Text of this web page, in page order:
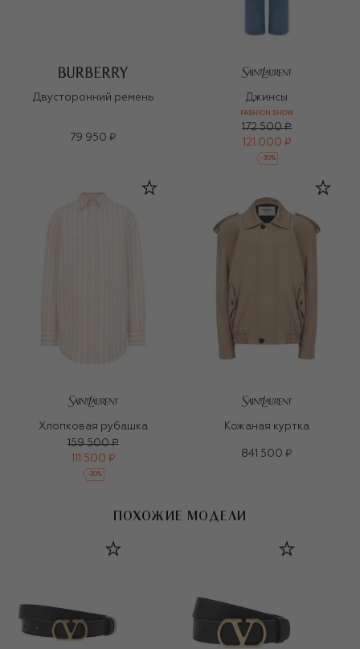
Двусторонний ремень
79 950 ₽
Джинсы
FASHION SHOW
172 500 ₽
121 000 ₽
-30%
Хлопковая рубашка
159 500 ₽
111 500 ₽
-30%
Кожаная куртка
841 500 ₽
ПОХОЖИЕ МОДЕЛИ